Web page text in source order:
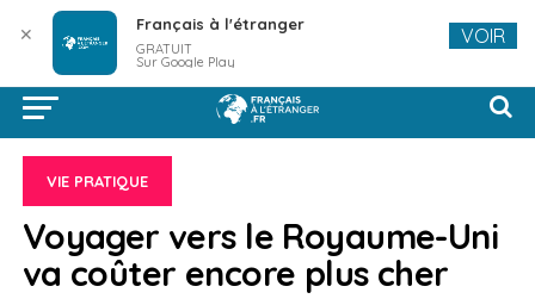
VIE PRATIQUE
Voyager vers le Royaume-Uni
va coûter encore plus cher
✕ Français à l'étranger
GRATUIT
Sur Google Play
VOIR